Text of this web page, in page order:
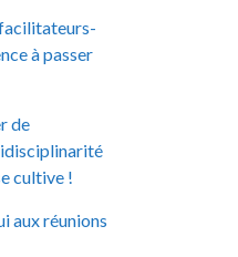
à passer
de
cultive !
aux réunions